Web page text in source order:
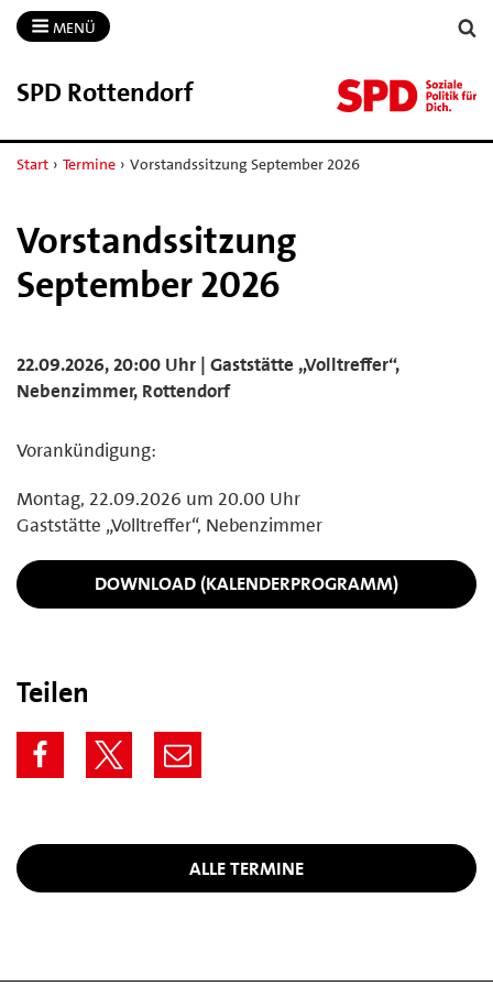
MENÜ
SPD Rottendorf
Start › Termine › Vorstandssitzung September 2026
Vorstandssitzung
September 2026
22.09.2026, 20:00 Uhr | Gaststätte „Volltreffer“,
Nebenzimmer, Rottendorf
Vorankündigung:
Montag, 22.09.2026 um 20.00 Uhr
Gaststätte „Volltreffer“, Nebenzimmer
DOWNLOAD (KALENDERPROGRAMM)
Teilen
ALLE TERMINE